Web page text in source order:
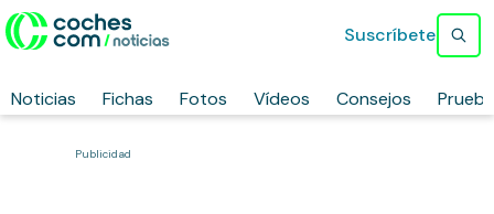
Noticias Fichas Fotos Vídeos Consejos
Suscríbete
Publicidad